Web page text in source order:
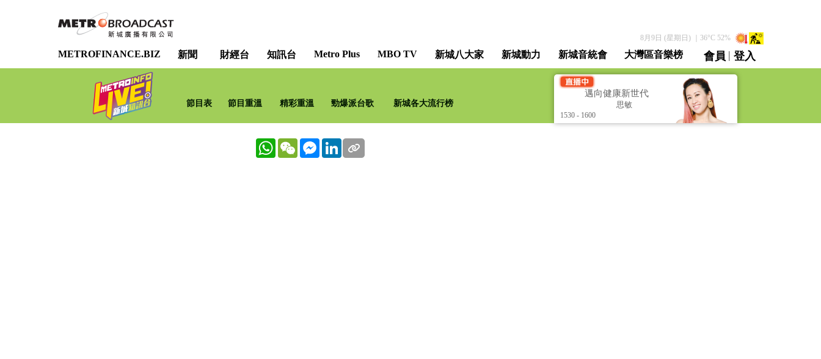
8月9日 (星期日)｜ 36°C 52%
METROFINANCE.BIZ 新聞 財經台 知訊台 Metro Plus MBO TV 新城八大家 新城動力 新城音統會 大灣區音樂榜 會員 | 登入
直播 / 重溫
節目表 節目重溫 精彩重溫 勁爆派台歌 新城各大流行榜
邁向健康新世代 [Health Pathway]
思敏
1530 - 1600
WhatsApp
WeChatMessenger
LinkedIn